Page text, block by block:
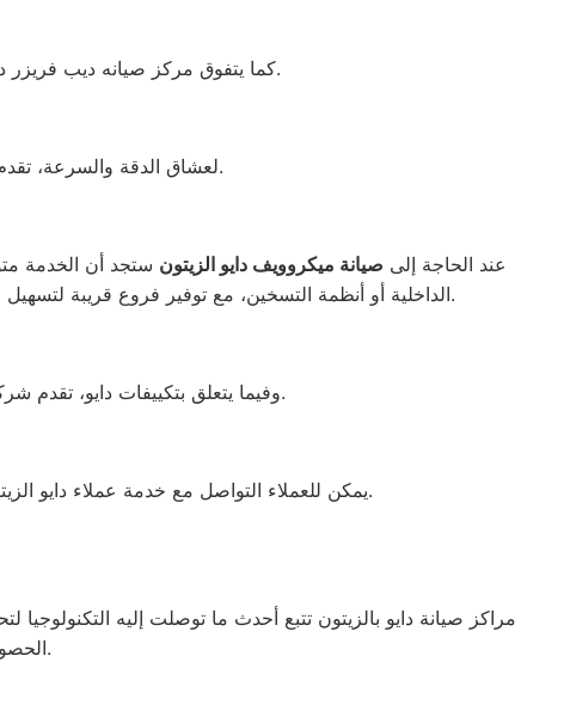
كما يتفوق مركز صيانه ديب فريزر دايو الزيتون بقدرته على توفير خدمات متميزة، معتمدة على التوكيلات المعروفة والموثوقة في المجال.
لعشاق الدقة والسرعة، تقدم خدمات صيانه غسالة أطباق دايو الزيتون الإصلاح الفوري دون الحاجة لنقل الجهاز إلى المركز.
عند الحاجة إلى صيانة ميكروويف دايو الزيتون ستجد أن الخدمة
الداخلية أو أنظمة التسخين، مع توفير فروع قريبة لتسهيل الوصول السريع. كما يتم استخدام قطع غيار أصلية لضمان الأداء المثالي للميكروويف وإعادته للعمل بكفاءة كما كان من قبل.
وفيما يتعلق بتكييفات دايو، تقدم شركة دايو اليابانية أجهزة متطورة ومتميزة وتحافظ على مكانتها الأولى في السوق منذ تأسيسها عام 1912.
يمكن للعملاء التواصل مع خدمة عملاء دايو الزيتون للحصول على دعم كامل وصيانة فعالة لجميع أجهزة دايو الكهربائية بالاعتماد على قطع الغيار الأصلية المتوفرة.
مراكز صيانة دايو بالزيتون تتبع أحدث ما توصلت إليه التكنولوجيا
الحصول على جهاز يعمل بأفضل صورة ممكنة، ليعزز الثقة والرضا بين العملاء.